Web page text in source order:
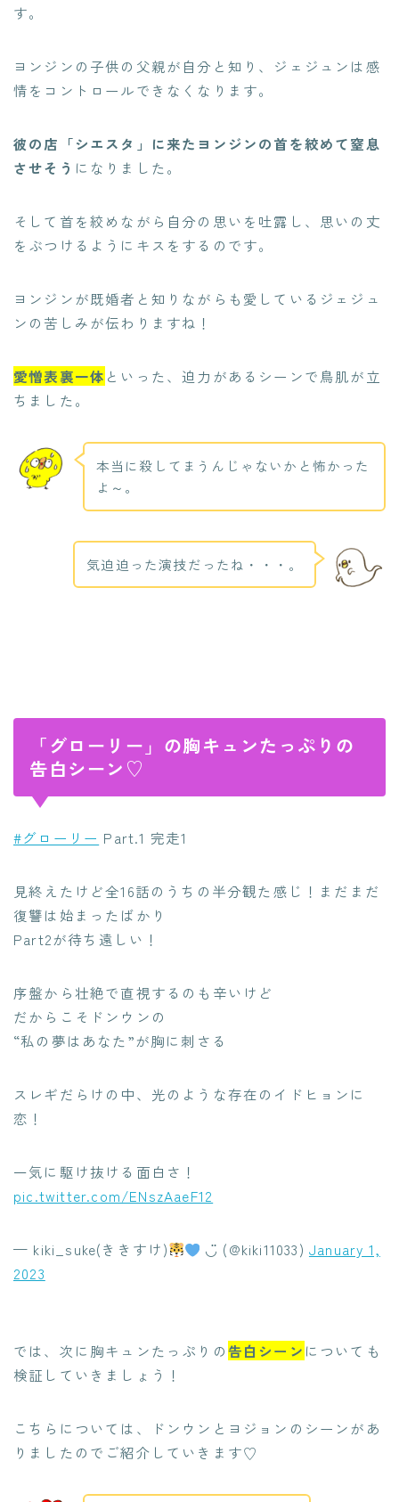
す。
ヨンジンの子供の父親が自分と知り、ジェジュンは感
情をコントロールできなくなります。
彼の店「シエスタ」に来たヨンジンの首を絞めて窒息
させそう になりました。
そして首を絞めながら自分の思いを吐露し、思いの丈
をぶつけるようにキスをするのです。
ヨンジンが既婚者と知りながらも愛しているジェジュ
ンの苦しみが伝わりますね！
愛憎表裏一体 といった、迫力があるシーンで鳥肌が立
ちました。
本当に殺してまうんじゃないかと怖かった
よ～。
気迫迫った演技だったね・・・。
「グローリー」の胸キュンたっぷりの
告白シーン♡
#グローリー Part.1 完走1
見終えたけど全16話のうちの半分観た感じ！まだまだ
復讐は始まったばかり
Part2が待ち遠しい！
序盤から壮絶で直視するのも辛いけど
だからこそドンウンの
“私の夢はあなた”が胸に刺さる
スレギだらけの中、光のような存在のイドヒョンに
恋！
一気に駆け抜ける面白さ！
pic.twitter.com/ENszAaeF12
— kiki_suke(ききすけ) ◡̈ (@kiki11033) January 1,
2023
では、次に胸キュンたっぷりの告白シーン についても
検証していきましょう！
こちらについては、ドンウンとヨジョンのシーンがあ
りましたのでご紹介していきます♡